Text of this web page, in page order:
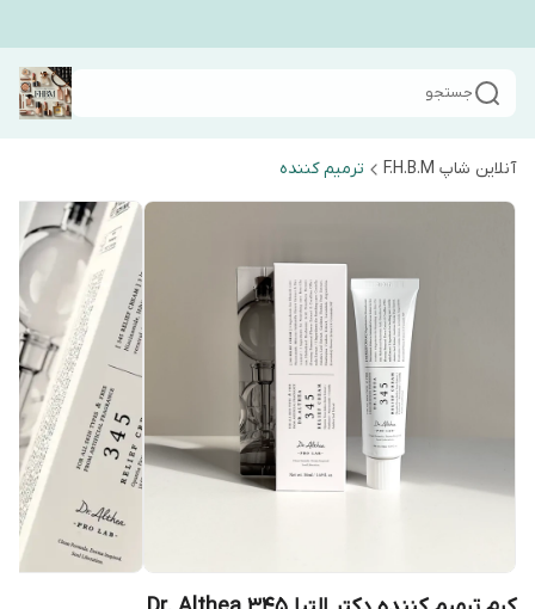
جستجو
آنلاین شاپ F.H.B.M ترمیم کننده